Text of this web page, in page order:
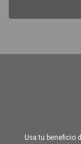
Usa tu beneficio